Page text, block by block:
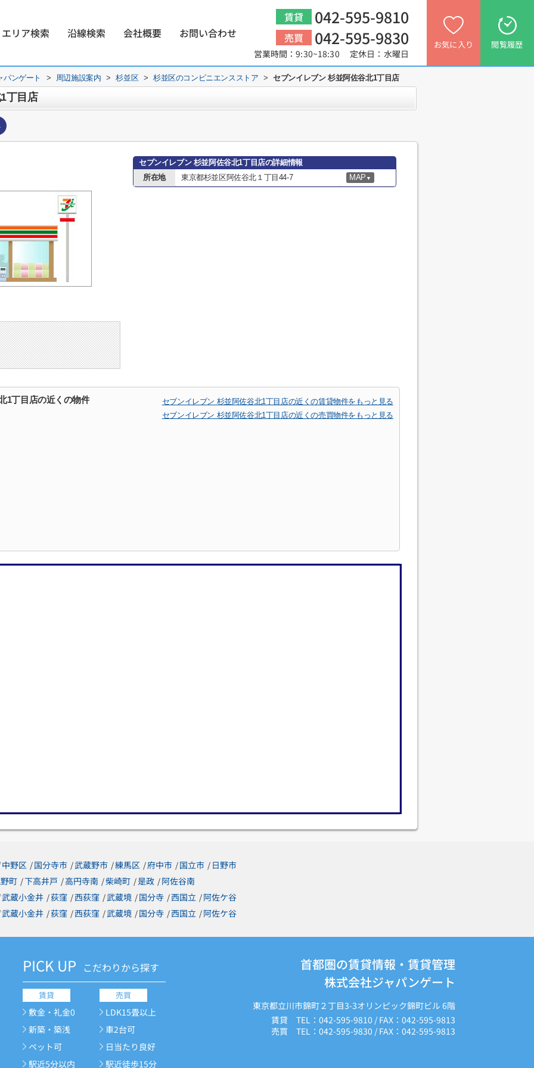
エリア検索 沿線検索 会社概要 お問い合わせ
賃貸 042-595-9810
売買 042-595-9830
営業時間：9:30~18:30 定休日：水曜日
お気に入り 閲覧履歴
パンゲート > 周辺施設案内 > 杉並区 > 杉並区のコンビニエンスストア > セブンイレブン 杉並阿佐谷北1丁目店
丁目店
セブンイレブン 杉並阿佐谷北1丁目店の詳細情報
所在地
東京都杉並区阿佐谷北１丁目44-7 MAP ▼
1丁目店の近くの物件
セブンイレブン 杉並阿佐谷北1丁目店の近くの賃貸物件をもっと見る
セブンイレブン 杉並阿佐谷北1丁目店の近くの売買物件をもっと見る
中野区 /国分寺市 /武蔵野市 /練馬区 /府中市 /国立市 / 日野市
町 /下高井戸 /高円寺南 /柴崎町 /是政 /阿佐谷南
武蔵小金井 /荻窪 /西荻窪 /武蔵境 /国分寺 /西国立 /阿佐ケ谷
武蔵小金井 /荻窪 /西荻窪 /武蔵境 /国分寺 /西国立 /阿佐ケ谷
PICK UP こだわりから探す
賃貸
敷金・礼金0
新築・築浅
ペット可
駅近5分以内
売買
LDK15畳以上
車2台可
日当たり良好
駅近徒歩15分
首都圏の賃貸情報・賃貸管理
株式会社ジャパンゲート
東京都立川市錦町２丁目3-3オリンピック錦町ビル 6階
賃貸 TEL：042-595-9810 / FAX：042-595-9813
売買 TEL：042-595-9830 / FAX：042-595-9813